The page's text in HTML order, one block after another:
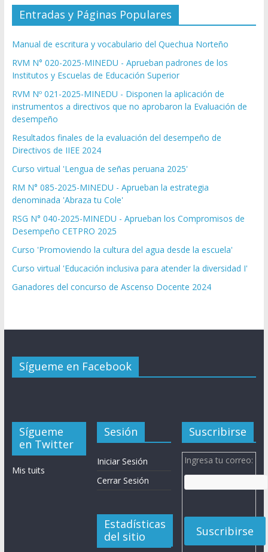
Entradas y Páginas Populares
Manual de escritura y vocabulario del Quechua Norteño
RVM N° 020-2025-MINEDU - Aprueban padrones de los
Institutos y Escuelas de Educación Superior
RVM Nº 021-2025-MINEDU - Disponen la aplicación de
instrumentos a directivos que no aprobaron la Evaluación de
desempeño
Resultados finales de la evaluación del desempeño de
Directivos de IIEE 2024
Curso virtual 'Lengua de señas peruana 2025'
RM N° 085-2025-MINEDU - Aprueban la estrategia
denominada 'Abraza tu Cole'
RSG N° 040-2025-MINEDU - Aprueban los Compromisos de
Desempeño CETPRO 2025
Curso 'Promoviendo la cultura del agua desde la escuela'
Curso virtual 'Educación inclusiva para atender la diversidad I'
Ganadores del concurso de Ascenso Docente 2024
Sígueme en Facebook
Sígueme
en Twitter
Mis tuits
Sesión
Iniciar Sesión
Cerrar Sesión
Estadísticas
del sitio
Suscribirse
Ingresa tu correo: